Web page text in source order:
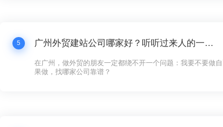
5 广州外贸建站公司哪家好？听听过来人的一点体会
在广州，做外贸的朋友一定都绕不开一个问题：我要不要做
果做，找哪家公司靠谱？